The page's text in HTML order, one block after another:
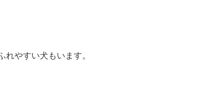
やすい犬もいます。